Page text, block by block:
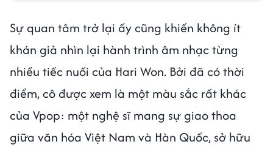
Sự quan tâm trở lại ấy cũng khiến không ít
khán giả nhìn lại hành trình âm nhạc từng
nhiều tiếc nuối của Hari Won. Bởi đã có thời
điểm, cô được xem là một màu sắc rất khác
của Vpop: một nghệ sĩ mang sự giao thoa
giữa văn hóa Việt Nam và Hàn Quốc, sở hữu